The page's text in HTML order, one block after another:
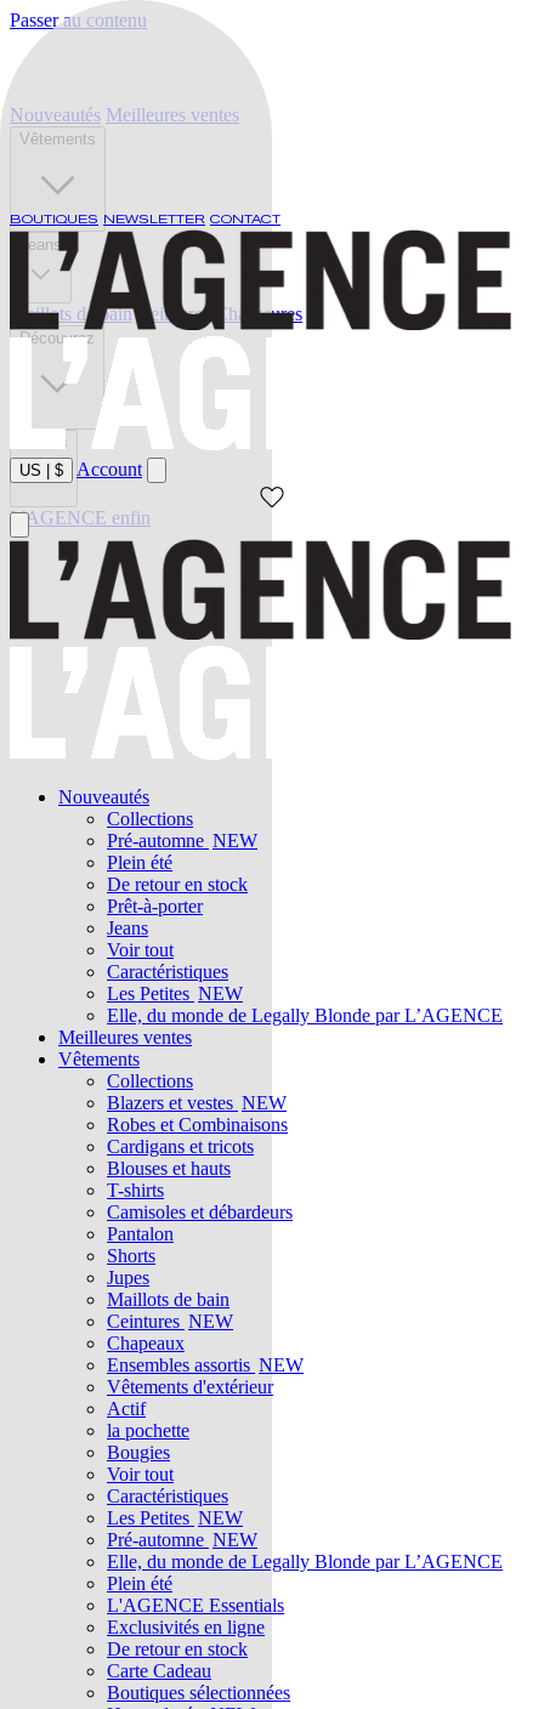
Passer au contenu
BOUTIQUES NEWSLETTER CONTACT
US $ Account
Nouveautés
Collections
Pré-automne NEW
Plein été
De retour en stock
Prêt-à-porter
Jeans
Voir tout
Caractéristiques
Les Petites NEW
Elle, du monde de Legally Blonde par L’AGENCE
Meilleures ventes
Vêtements
Collections
Blazers et vestes NEW
Robes et Combinaisons
Cardigans et tricots
Blouses et hauts
T-shirts
Camisoles et débardeurs
Pantalon
Shorts
Jupes
Maillots de bain
Ceintures NEW
Chapeaux
Ensembles assortis NEW
Vêtements d'extérieur
Actif
la pochette
Bougies
Voir tout
Caractéristiques
Les Petites NEW
Pré-automne NEW
Elle, du monde de Legally Blonde par L’AGENCE
Plein été
L'AGENCE Essentials
Exclusivités en ligne
De retour en stock
Carte Cadeau
Boutiques sélectionnées
Nouveautés Meilleures ventes
Vêtements
Jeans
Maillots de bain Ceintures Chaussures
Découvrez
Soldes
L'AGENCE enfin